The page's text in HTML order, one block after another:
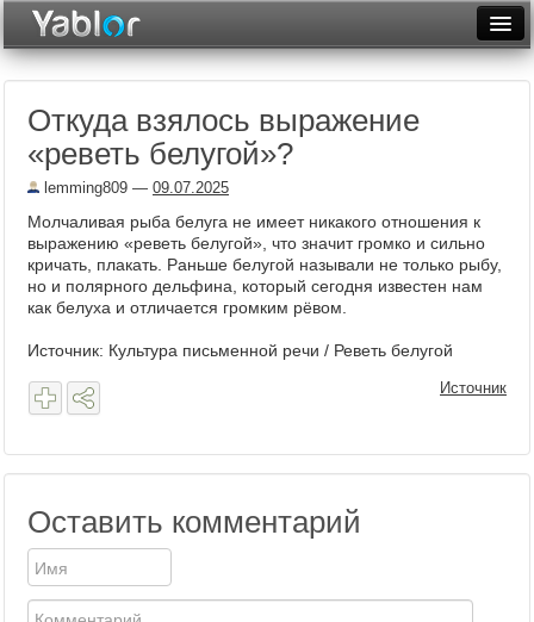
Неделя
Месяц
Архив
Фототоп
Видеотоп
Откуда взялось выражение
«реветь белугой»?
lemming809 — 09.07.2025
Молчаливая рыба белуга не имеет никакого отношения к
выражению «реветь белугой», что значит громко и сильно
кричать, плакать. Раньше белугой называли не только рыбу,
но и полярного дельфина, который сегодня известен нам
как белуха и отличается громким рёвом.
Источник: Культура письменной речи / Реветь белугой
Источник
Оставить комментарий